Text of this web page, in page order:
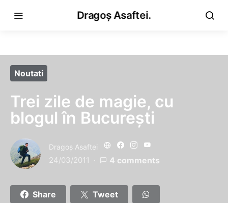
Dragoș Asaftei.
Noutati
Trei zile de magie, cu
blogul în Bucureşti
Dragoş Asaftei
24/03/2011 4 comments
Share Tweet